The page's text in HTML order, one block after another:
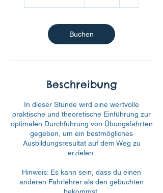
d
4
0
i
.
Buchen
Beschreibung
In dieser Stunde wird eine wertvolle
praktische und theoretische Einführung zur
optimalen Durchführung von Übungsfahrten
gegeben, um ein bestmögliches
Ausbildungsresultat auf dem Weg zu
erzielen.
Hinweis: Es kann sein, dass du einen
anderen Fahrlehrer als den gebuchten